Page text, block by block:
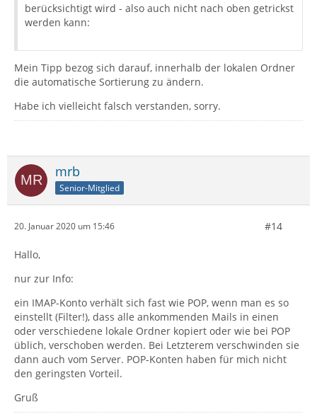
berücksichtigt wird - also auch nicht nach oben getrickst
werden kann:
Mein Tipp bezog sich darauf, innerhalb der lokalen Ordner
die automatische Sortierung zu ändern.
Habe ich vielleicht falsch verstanden, sorry.
mrb
Senior-Mitglied
20. Januar 2020 um 15:46 #14
Hallo,
nur zur Info:
ein IMAP-Konto verhält sich fast wie POP, wenn man es so
einstellt (Filter!), dass alle ankommenden Mails in einen
oder verschiedene lokale Ordner kopiert oder wie bei POP
üblich, verschoben werden. Bei Letzterem verschwinden sie
dann auch vom Server. POP-Konten haben für mich nicht
den geringsten Vorteil.
Gruß